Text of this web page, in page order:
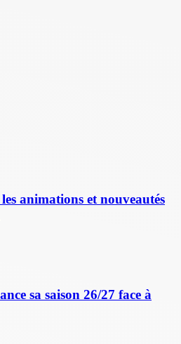
animations et nouveautés
sa saison 26/27 face à